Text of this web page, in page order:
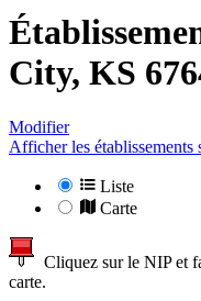
City, KS
Modifier
Afficher les établissements
Liste
Carte
Cliquez sur le NIP et
carte.